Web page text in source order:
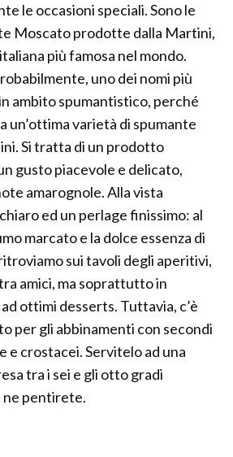
le occasioni speciali. Sono le
Moscato prodotte dalla Martini,
più famosa nel mondo.
uno dei nomi più
ambito spumantistico, perché
un’ottima varietà di spumante
Si tratta di un prodotto
gusto piacevole e delicato,
amarognole. Alla vista
ed un perlage finissimo: al
marcato e la dolce essenza di
sui tavoli degli aperitivi,
amici, ma soprattutto in
ottimi desserts. Tuttavia, c’è
per gli abbinamenti con secondi
e crostacei. Servitelo ad una
tra i sei e gli otto gradi
ne pentirete.